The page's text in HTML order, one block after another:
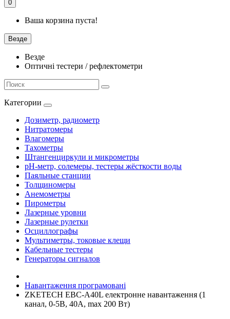
0
Ваша корзина пуста!
Везде
Везде
Оптичні тестери / рефлектометри
Категории
Дозиметр, радиометр
Нитратомеры
Влагомеры
Тахометры
Штангенциркули и микрометры
pH-метр, солемеры, тестеры жёсткости воды
Паяльные станции
Толщиномеры
Анемометры
Пирометры
Лазерные уровни
Лазерные рулетки
Осциллографы
Мультиметры, токовые клещи
Кабельные тестеры
Генераторы сигналов
Навантаження програмовані
ZKETECH EBC-A40L електронне навантаження (1
канал, 0-5В, 40А, max 200 Вт)